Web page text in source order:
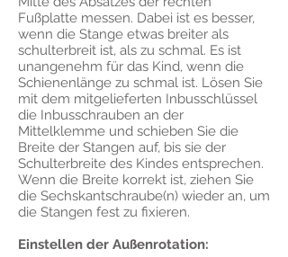
Fußplatte messen. Dabei ist es besser,
wenn die Stange etwas breiter als
schulterbreit ist, als zu schmal. Es ist
unangenehm für das Kind, wenn die
Schienenlänge zu schmal ist. Lösen Sie
mit dem mitgelieferten Inbusschlüssel
die Inbusschrauben an der
Mittelklemme und schieben Sie die
Breite der Stangen auf, bis sie der
Schulterbreite des Kindes entsprechen.
Wenn die Breite korrekt ist, ziehen Sie
die Sechskantschraube(n) wieder an, um
die Stangen fest zu fixieren.
Einstellen der Außenrotation: